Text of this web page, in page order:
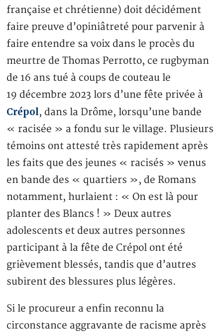
française et chrétienne) doit décidément
faire preuve d’opiniâtreté pour parvenir à
faire entendre sa voix dans le procès du
meurtre de Thomas Perrotto, ce rugbyman
de 16 ans tué à coups de couteau le
19 décembre 2023 lors d’une fête privée à
Crépol, dans la Drôme, lorsqu’une bande
« racisée » a fondu sur le village. Plusieurs
témoins ont attesté très rapidement après
les faits que des jeunes « racisés » venus
en bande des « quartiers », de Romans
notamment, hurlaient : « On est là pour
planter des Blancs ! » Deux autres
adolescents et deux autres personnes
participant à la fête de Crépol ont été
grièvement blessés, tandis que d’autres
subirent des blessures plus légères.
Si le procureur a enfin reconnu la
circonstance aggravante de racisme après